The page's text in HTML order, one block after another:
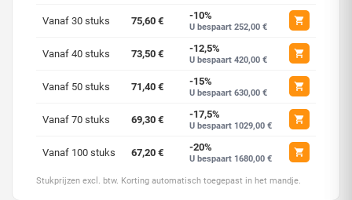
Vanaf 30 stuks 75,60 € -10%
U bespaart 252,00 €
Vanaf 40 stuks 73,50 € -12,5%
U bespaart 420,00 €
Vanaf 50 stuks 71,40 € -15%
U bespaart 630,00 €
Vanaf 70 stuks 69,30 € -17,5%
U bespaart 1029,00 €
Vanaf 100 stuks 67,20 € -20%
U bespaart 1680,00 €
Stukprijzen excl. btw. Korting automatisch toegepast in het mandje.